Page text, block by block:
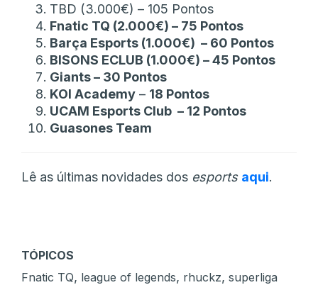
TBD (3.000€) – 105 Pontos
Fnatic TQ (2.000€) – 75 Pontos
Barça Esports (1.000€) – 60 Pontos
BISONS ECLUB (1.000€) – 45 Pontos
Giants – 30 Pontos
KOI Academy – 18 Pontos
UCAM Esports Club – 12 Pontos
Guasones Team
Lê as últimas novidades dos esports aqui.
TÓPICOS
Fnatic TQ, league of legends, rhuckz, superliga